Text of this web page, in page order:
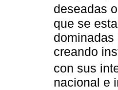
deseadas
que se
creando
con sus
nacional e